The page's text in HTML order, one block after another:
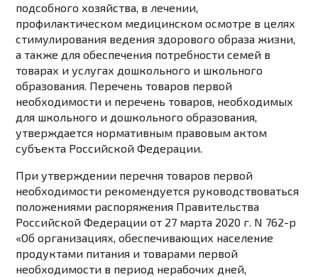
подсобного хозяйства, в лечении,
профилактическом медицинском осмотре в целях
стимулирования ведения здорового образа жизни,
а также для обеспечения потребности семей в
товарах и услугах дошкольного и школьного
образования. Перечень товаров первой
необходимости и перечень товаров, необходимых
для школьного и дошкольного образования,
утверждается нормативным правовым актом
субъекта Российской Федерации.
При утверждении перечня товаров первой
необходимости рекомендуется руководствоваться
положениями распоряжения Правительства
Российской Федерации от 27 марта 2020 г. N 762-р
«Об организациях, обеспечивающих население
продуктами питания и товарами первой
необходимости в период нерабочих дней,